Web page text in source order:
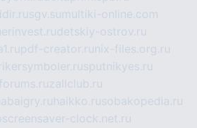
sgv.su multiki-online.com
detskiy-ostrov.ru
pdf-creator.ru nix-files.org.ru
sputnikyes.ru
zallclub.ru
haikko.rusobakopedia.ru
screensaver-clock.net.ru